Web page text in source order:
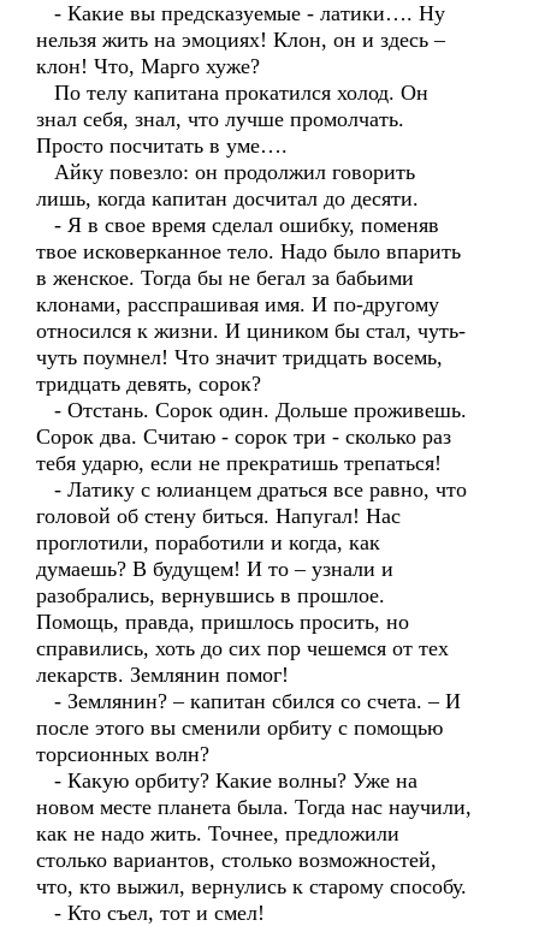
- Какие вы предсказуемые - латики…. Ну
нельзя жить на эмоциях! Клон, он и здесь –
клон! Что, Марго хуже?
По телу капитана прокатился холод. Он
знал себя, знал, что лучше промолчать.
Просто посчитать в уме….
Айку повезло: он продолжил говорить
лишь, когда капитан досчитал до десяти.
- Я в свое время сделал ошибку, поменяв
твое исковерканное тело. Надо было впарить
в женское. Тогда бы не бегал за бабьими
клонами, расспрашивая имя. И по-другому
относился к жизни. И циником бы стал, чуть-
чуть поумнел! Что значит тридцать восемь,
тридцать девять, сорок?
- Отстань. Сорок один. Дольше проживешь.
Сорок два. Считаю - сорок три - сколько раз
тебя ударю, если не прекратишь трепаться!
- Латику с юлианцем драться все равно, что
головой об стену биться. Напугал! Нас
проглотили, поработили и когда, как
думаешь? В будущем! И то – узнали и
разобрались, вернувшись в прошлое.
Помощь, правда, пришлось просить, но
справились, хоть до сих пор чешемся от тех
лекарств. Землянин помог!
- Землянин? – капитан сбился со счета. – И
после этого вы сменили орбиту с помощью
торсионных волн?
- Какую орбиту? Какие волны? Уже на
новом месте планета была. Тогда нас научили,
как не надо жить. Точнее, предложили
столько вариантов, столько возможностей,
что, кто выжил, вернулись к старому способу.
- Кто съел, тот и смел!